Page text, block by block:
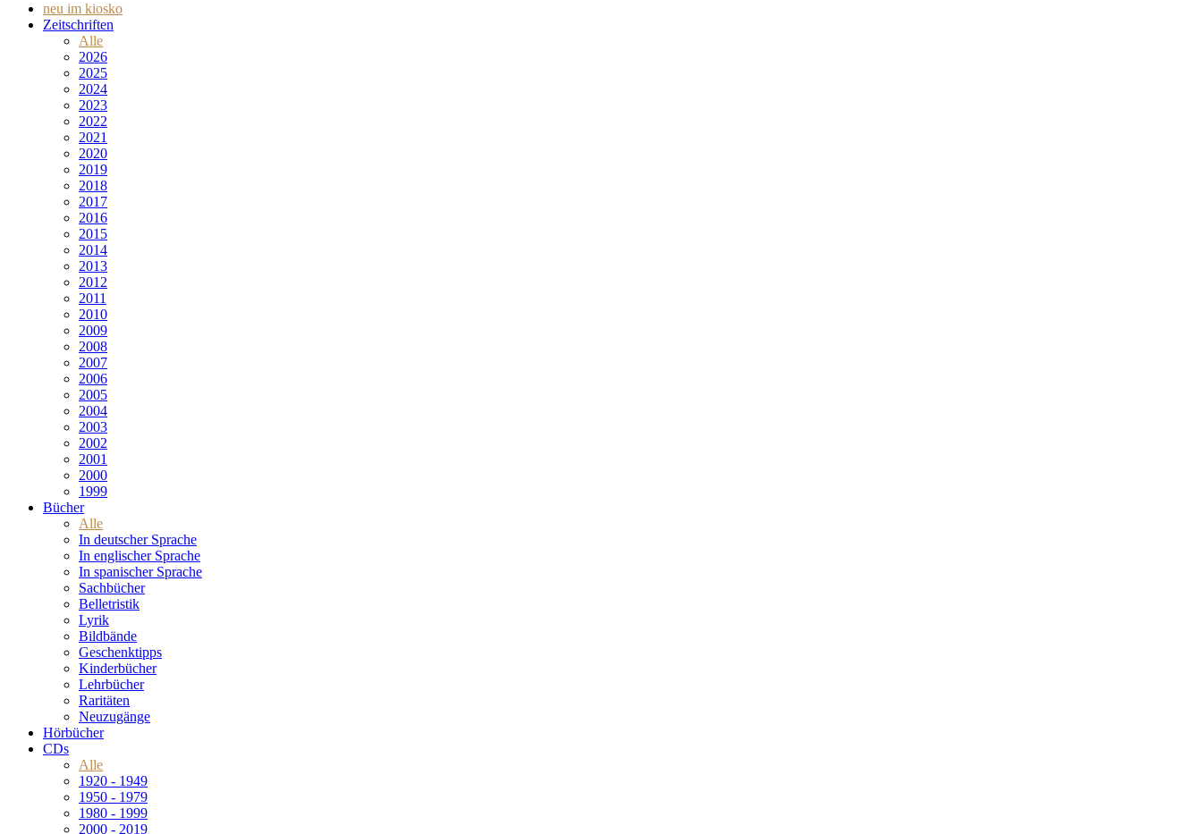
neu im kiosko
Zeitschriften
Alle
2026
2025
2024
2023
2022
2021
2020
2019
2018
2017
2016
2015
2014
2013
2012
2011
2010
2009
2008
2007
2006
2005
2004
2003
2002
2001
2000
1999
Bücher
Alle
In deutscher Sprache
In englischer Sprache
In spanischer Sprache
Sachbücher
Belletristik
Lyrik
Bildbände
Geschenktipps
Kinderbücher
Lehrbücher
Raritäten
Neuzugänge
Hörbücher
CDs
Alle
1920 - 1949
1950 - 1979
1980 - 1999
2000 - 2019